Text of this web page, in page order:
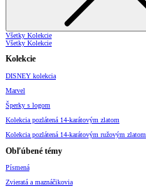
Všetky Kolekcie
Všetky Kolekcie
Kolekcie
DISNEY kolekcia
Marvel
Šperky s logom
Kolekcia pozlátená 14-karátovým zlatom
Kolekcia pozlátená 14-karátovým ružovým zlatom
Obľúbené témy
Písmená
Zvieratá a maznáčikovia